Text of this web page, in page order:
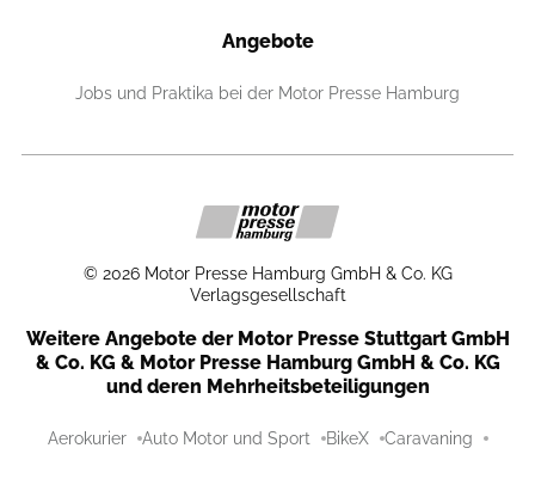
Angebote
Jobs und Praktika bei der Motor Presse Hamburg
© 2026 Motor Presse Hamburg GmbH & Co. KG
Verlagsgesellschaft
Weitere Angebote der Motor Presse Stuttgart GmbH
& Co. KG & Motor Presse Hamburg GmbH & Co. KG
und deren Mehrheitsbeteiligungen
Aerokurier Auto Motor und Sport BikeX Caravaning